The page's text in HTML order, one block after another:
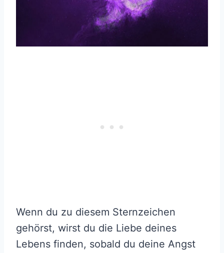
Wenn du zu diesem Sternzeichen
gehörst, wirst du die Liebe deines
Lebens finden, sobald du deine Angst